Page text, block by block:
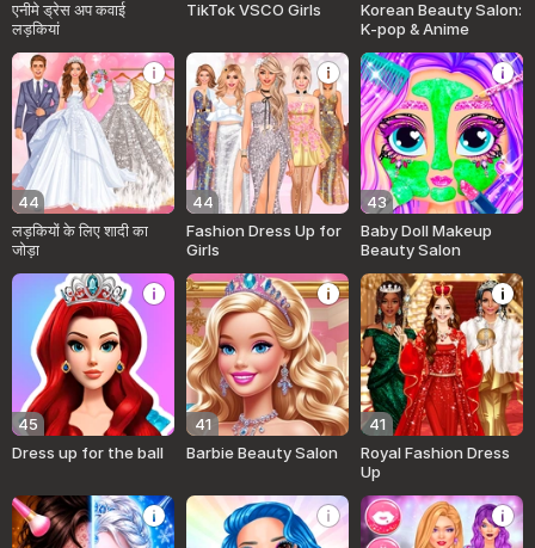
एनीमे ड्रेस अप कवाई
लड़कियां
TikTok VSCO Girls
Korean Beauty Salon:
K-pop & Anime
44
लड़कियों के लिए शादी का
जोड़ा
44
Fashion Dress Up for
Girls
43
Baby Doll Makeup
Beauty Salon
45
Dress up for the ball
41
Barbie Beauty Salon
41
Royal Fashion Dress
Up